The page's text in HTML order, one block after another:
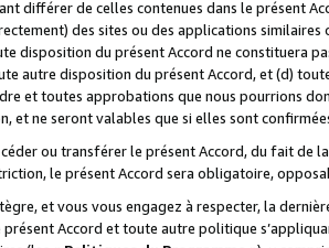
différer de celles contenues dans le présent
des sites ou des applications
disposition du présent Accord ne constituera
autre disposition du présent Accord, et (d)
et toutes approbations que nous pourrions
et ne seront valables que si elles sont
ou transférer le présent Accord, du fait de
le présent Accord sera obligatoire,
et vous vous engagez à respecter, la
présent Accord et toute autre politique